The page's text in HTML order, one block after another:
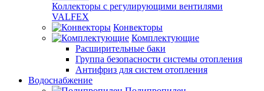
Коллекторы с регулирующими вентилями
VALFEX
Конвекторы
Комплектующие
Расширительные баки
Группа безопасности системы отопления
Антифриз для систем отопления
Водоснабжение